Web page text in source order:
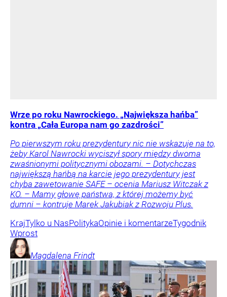
Wrze po roku Nawrockiego. „Największa hańba”
kontra „Cała Europa nam go zazdrości”
Po pierwszym roku prezydentury nic nie wskazuje na to,
żeby Karol Nawrocki wyciszył spory między dwoma
zwaśnionymi politycznymi obozami. – Dotychczas
największą hańbą na karcie jego prezydentury jest
chyba zawetowanie SAFE – ocenia Mariusz Witczak z
KO. – Mamy głowę państwa, z której możemy być
dumni – kontruje Marek Jakubiak z Rozwoju Plus.
KrajTylko u NasPolitykaOpinie i komentarzeTygodnik
Wprost
Magdalena Frindt